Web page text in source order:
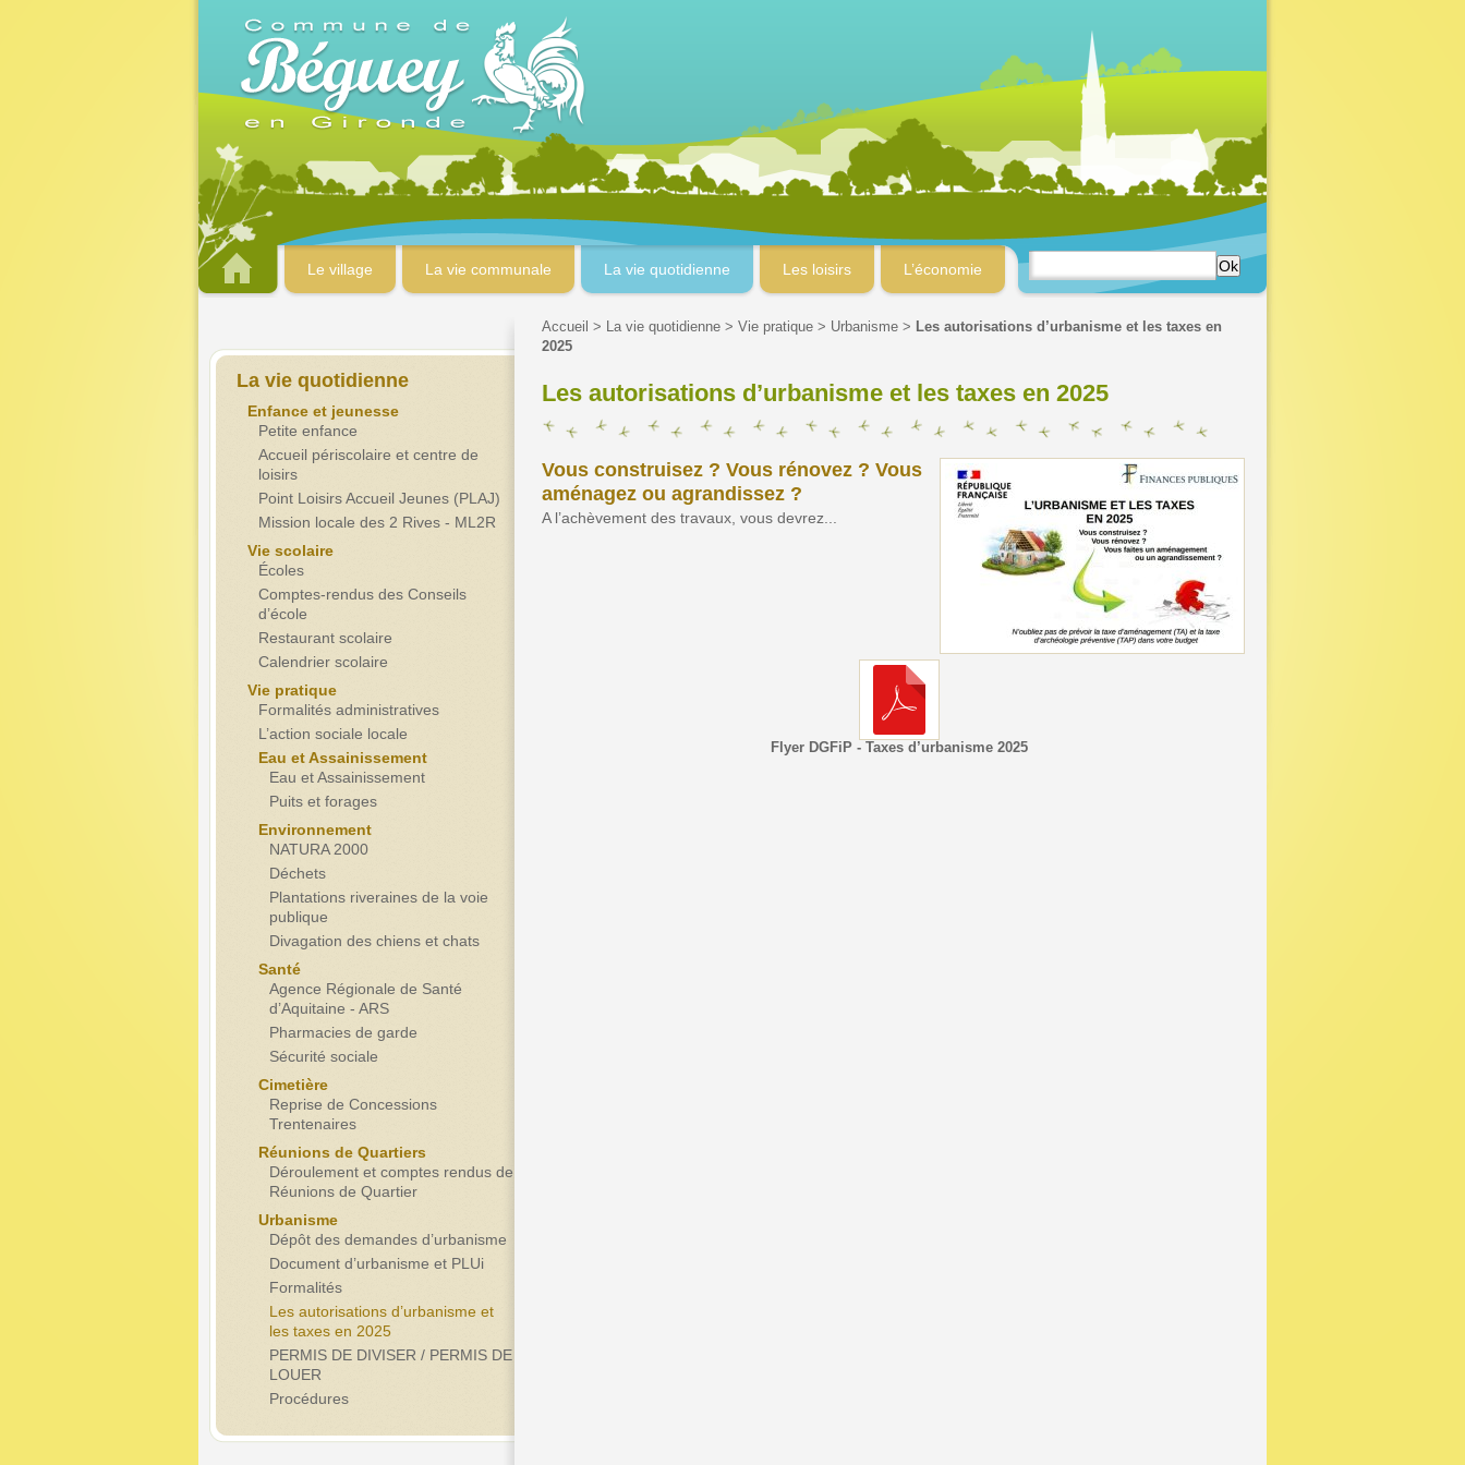
Le village La vie communale La vie quotidienne Les loisirs L’économie
La vie quotidienne
Enfance et jeunesse
Petite enfance
Accueil périscolaire et centre de
loisirs
Point Loisirs Accueil Jeunes (PLAJ)
Mission locale des 2 Rives - ML2R
Vie scolaire
Écoles
Comptes-rendus des Conseils
d’école
Restaurant scolaire
Calendrier scolaire
Vie pratique
Formalités administratives
L’action sociale locale
Eau et Assainissement
Eau et Assainissement
Puits et forages
Environnement
NATURA 2000
Déchets
Plantations riveraines de la voie
publique
Divagation des chiens et chats
Santé
Agence Régionale de Santé
d’Aquitaine - ARS
Pharmacies de garde
Sécurité sociale
Cimetière
Reprise de Concessions
Trentenaires
Réunions de Quartiers
Déroulement et comptes rendus de
Réunions de Quartier
Urbanisme
Dépôt des demandes d’urbanisme
Document d’urbanisme et PLUi
Formalités
Les autorisations d’urbanisme et
les taxes en 2025
PERMIS DE DIVISER / PERMIS DE
LOUER
Procédures
Accueil > La vie quotidienne > Vie pratique > Urbanisme > Les autorisations d’urbanisme et les taxes en
2025
Les autorisations d’urbanisme et les taxes en 2025
Vous construisez ? Vous rénovez ? Vous
aménagez ou agrandissez ?
A l’achèvement des travaux, vous devrez...
Flyer DGFiP - Taxes d’urbanisme 2025